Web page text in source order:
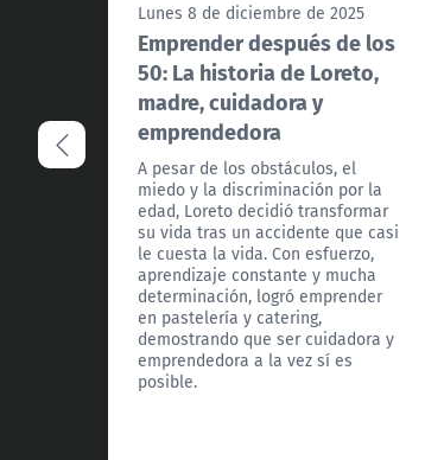
Lunes 8 de diciembre de 2025
Emprender después de los
50: La historia de Loreto,
madre, cuidadora y
emprendedora
A pesar de los obstáculos, el
miedo y la discriminación por la
edad, Loreto decidió transformar
su vida tras un accidente que casi
le cuesta la vida. Con esfuerzo,
aprendizaje constante y mucha
determinación, logró emprender
en pastelería y catering,
demostrando que ser cuidadora y
emprendedora a la vez sí es
posible.